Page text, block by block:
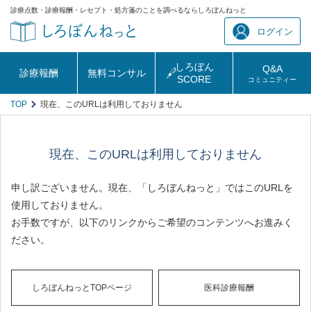
診療点数・診療報酬・レセプト・処方箋のことを調べるならしろぼんねっと
ログイン
診療報酬 無料コンサル
しろぼん
SCORE
Q&A
コミュニティー
TOP 現在、このURLは利用しておりません
現在、このURLは利用しておりません
申し訳ございません。現在、「しろぼんねっと」ではこのURLを
使用しておりません。
お手数ですが、以下のリンクからご希望のコンテンツへお進みく
ださい。
しろぼんねっとTOPページ 医科診療報酬